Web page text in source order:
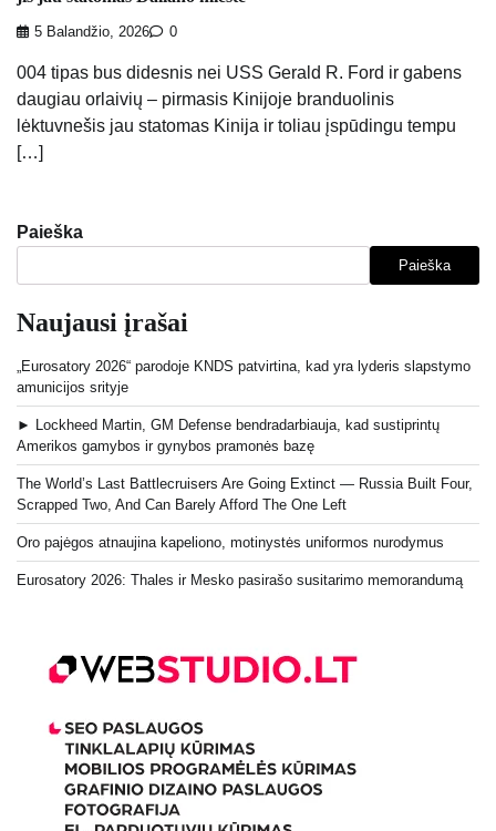
5 Balandžio, 2026 0
004 tipas bus didesnis nei USS Gerald R. Ford ir gabens
daugiau orlaivių – pirmasis Kinijoje branduolinis
lėktuvnešis jau statomas Kinija ir toliau įspūdingu tempu
[…]
Paieška
Paieška
Naujausi įrašai
„Eurosatory 2026“ parodoje KNDS patvirtina, kad yra lyderis slapstymo
amunicijos srityje
► Lockheed Martin, GM Defense bendradarbiauja, kad sustiprintų
Amerikos gamybos ir gynybos pramonės bazę
The World’s Last Battlecruisers Are Going Extinct — Russia Built Four,
Scrapped Two, And Can Barely Afford The One Left
Oro pajėgos atnaujina kapeliono, motinystės uniformos nurodymus
Eurosatory 2026: Thales ir Mesko pasirašo susitarimo memorandumą